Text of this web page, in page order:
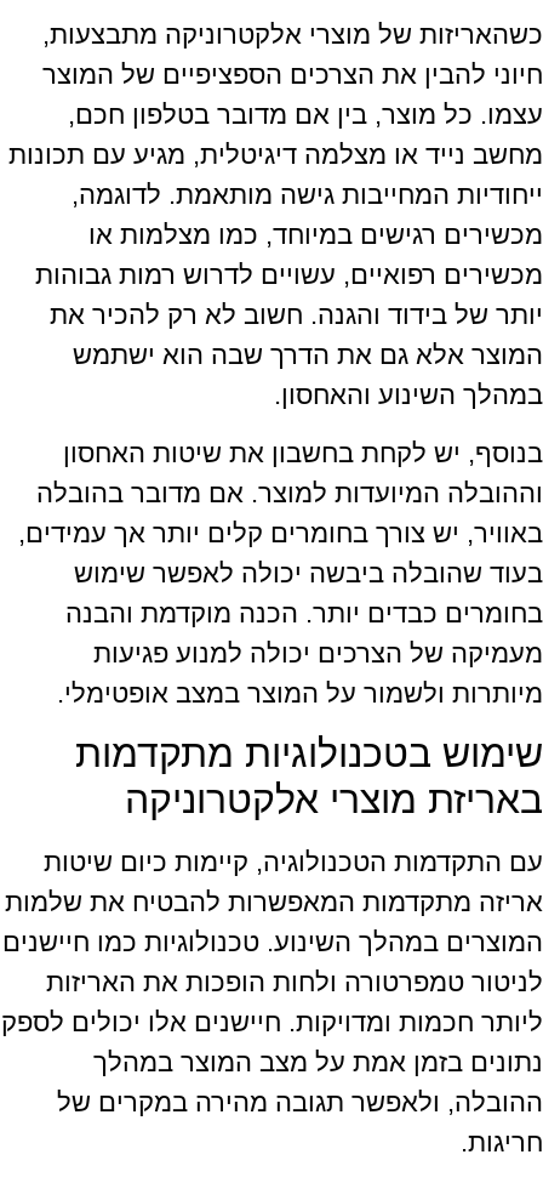
כשהאריזות של מוצרי אלקטרוניקה מתבצעות,
חיוני להבין את הצרכים הספציפיים של המוצר
עצמו. כל מוצר, בין אם מדובר בטלפון חכם,
מחשב נייד או מצלמה דיגיטלית, מגיע עם תכונות
ייחודיות המחייבות גישה מותאמת. לדוגמה,
מכשירים רגישים במיוחד, כמו מצלמות או
מכשירים רפואיים, עשויים לדרוש רמות גבוהות
יותר של בידוד והגנה. חשוב לא רק להכיר את
המוצר אלא גם את הדרך שבה הוא ישתמש
במהלך השינוע והאחסון.
בנוסף, יש לקחת בחשבון את שיטות האחסון
וההובלה המיועדות למוצר. אם מדובר בהובלה
באוויר, יש צורך בחומרים קלים יותר אך עמידים,
בעוד שהובלה ביבשה יכולה לאפשר שימוש
בחומרים כבדים יותר. הכנה מוקדמת והבנה
מעמיקה של הצרכים יכולה למנוע פגיעות
מיותרות ולשמור על המוצר במצב אופטימלי.
שימוש בטכנולוגיות מתקדמות
באריזת מוצרי אלקטרוניקה
עם התקדמות הטכנולוגיה, קיימות כיום שיטות
אריזה מתקדמות המאפשרות להבטיח את שלמות
המוצרים במהלך השינוע. טכנולוגיות כמו חיישנים
לניטור טמפרטורה ולחות הופכות את האריזות
ליותר חכמות ומדויקות. חיישנים אלו יכולים לספק
נתונים בזמן אמת על מצב המוצר במהלך
ההובלה, ולאפשר תגובה מהירה במקרים של
חריגות.